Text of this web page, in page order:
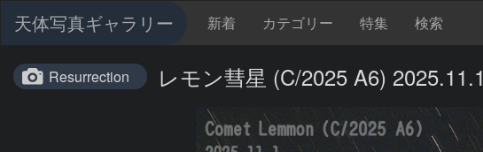
天体写真ギャラリー 新着 カテゴリー 特集 検索
Resurrection レモン彗星 (C/2025 A6) 2025.11.1